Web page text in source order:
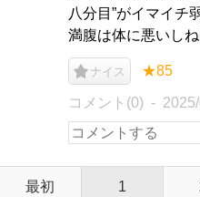
八分目”がイマイチ
満腹は体に悪いしね
ナイス ★85
コメント(0)
最初 1